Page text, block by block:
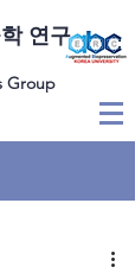
연구
Group